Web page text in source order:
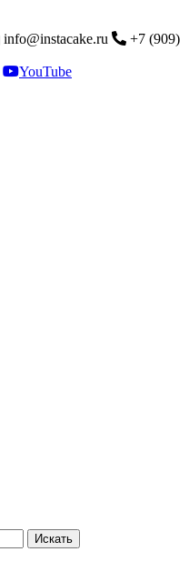
info@instacake.ru
+7 (909)
YouTube